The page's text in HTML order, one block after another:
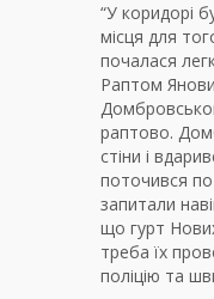
“У коридорі
місця для
почалася
Раптом
раптово.
стіни і
поточився по
запитали
що гурт
треба їх
поліцію та